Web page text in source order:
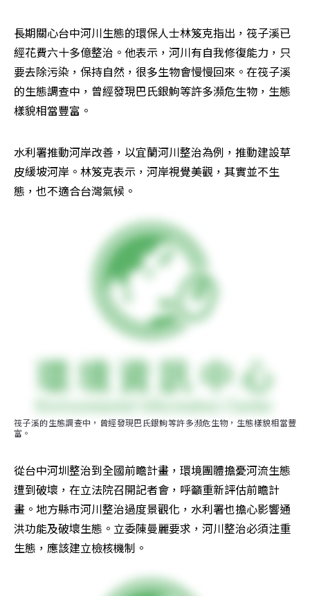
長期關心台中河川生態的環保人士林笈克指出，筏子溪已
經花費六十多億整治。他表示，河川有自我修復能力，只
要去除污染，保持自然，很多生物會慢慢回來。在筏子溪
的生態調查中，曾經發現巴氏銀鮈等許多瀕危生物，生態
樣貌相當豐富。
水利署推動河岸改善，以宜蘭河川整治為例，推動建設草
皮緩坡河岸。林笈克表示，河岸視覺美觀，其實並不生
態，也不適合台灣氣候。
筏子溪的生態調查中，曾經發現巴氏銀鮈等許多瀕危生物，生態樣貌相當豐
富。
從台中河圳整治到全國前瞻計畫，環境團體擔憂河流生態
遭到破壞，在立法院召開記者會，呼籲重新評估前瞻計
畫。地方縣市河川整治過度景觀化，水利署也擔心影響通
洪功能及破壞生態。立委陳曼麗要求，河川整治必須注重
生態，應該建立檢核機制。